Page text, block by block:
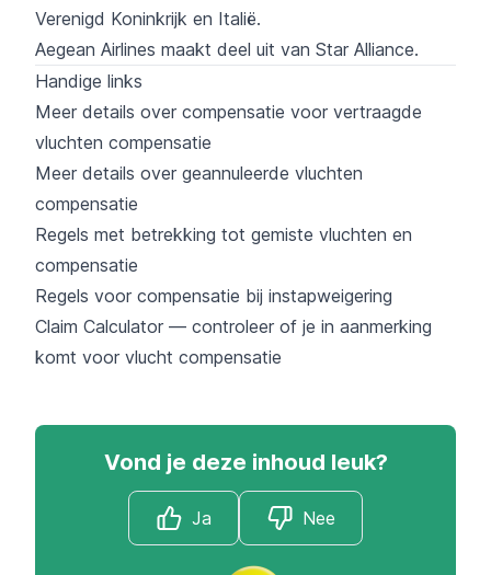
Verenigd Koninkrijk en Italië.
Aegean Airlines maakt deel uit van Star Alliance.
Handige links
Meer details over compensatie voor vertraagde
vluchten compensatie
Meer details over geannuleerde vluchten
compensatie
Regels met betrekking tot gemiste vluchten en
compensatie
Regels voor compensatie bij instapweigering
Claim Calculator — controleer of je in aanmerking
komt voor vlucht compensatie
Vond je deze inhoud leuk?
Ja Nee